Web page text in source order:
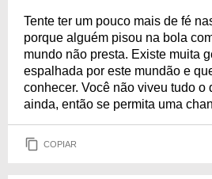
Tente ter um pouco mais de fé
porque alguém pisou na bola
mundo não presta. Existe muita
espalhada por este mundão e
conhecer. Você não viveu tudo o
ainda, então se permita uma
COPIAR